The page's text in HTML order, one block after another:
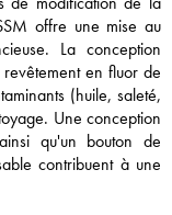
offre une mise au
La conception
en fluor de
(huile, saleté,
Une conception
qu'un bouton de
contribuent à une